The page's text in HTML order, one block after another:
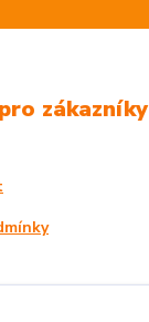
zákazníky